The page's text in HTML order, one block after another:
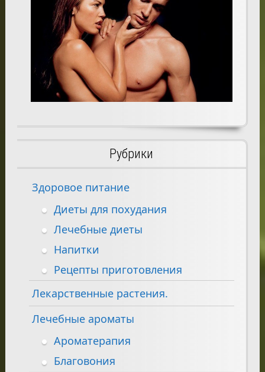
Рубрики
Здоровое питание
Диеты для похудания
Лечебные диеты
Напитки
Рецепты приготовления
Лекарственные растения.
Лечебные ароматы
Ароматерапия
Благовония